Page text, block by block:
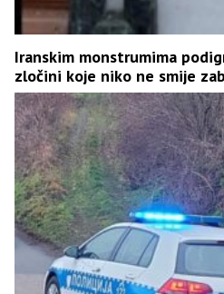
Iranskim monstrumima
zločini koje niko ne smije